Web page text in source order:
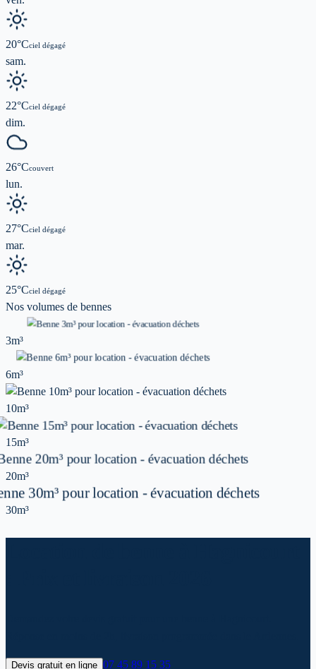
20°Cciel dégagé
sam.
22°Cciel dégagé
dim.
26°Ccouvert
lun.
27°Cciel dégagé
mar.
25°Cciel dégagé
Nos volumes de bennes
3m³
6m³
10m³
15m³
20m³
30m³
Devis gratuit en ligne 07 45 89 15 35